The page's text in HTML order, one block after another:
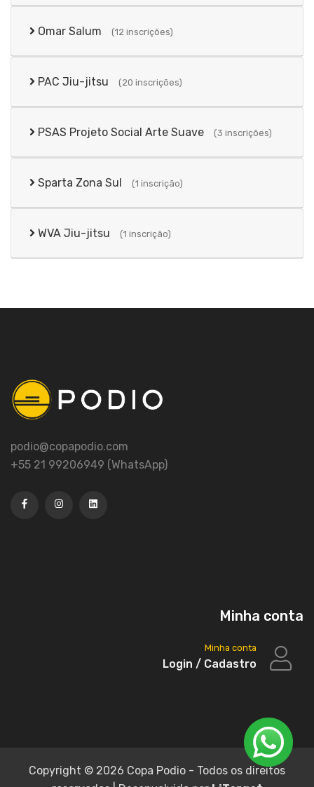
Omar Salum (12 inscrições)
PAC Jiu-jitsu (20 inscrições)
PSAS Projeto Social Arte Suave (3 inscrições)
Sparta Zona Sul (1 inscrição)
WVA Jiu-jitsu (1 inscrição)
podio@copapodio.com
+55 21 99206949 (WhatsApp)
Minha conta
Minha conta
Login / Cadastro
Copyright © 2026 Copa Podio - Todos os direitos